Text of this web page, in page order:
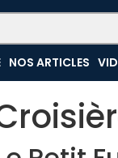
NOS ARTICLES